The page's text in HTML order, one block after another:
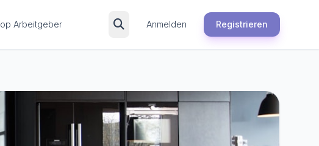
Arbeitgeber Anmelden Registrieren